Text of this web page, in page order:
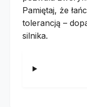
Pamiętaj, że
tolerancją –
silnika.